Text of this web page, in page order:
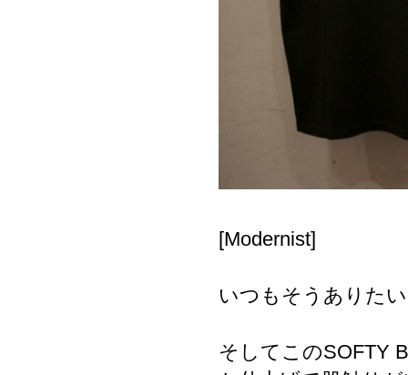
[Modernist]
いつもそうありた
そしてこのSOFTY